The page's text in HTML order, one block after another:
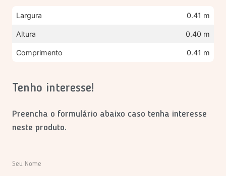
Largura 0.41 m
Altura 0.40 m
Comprimento 0.41 m
Tenho interesse!
Preencha o formulário abaixo caso tenha interesse
neste produto.
Seu Nome